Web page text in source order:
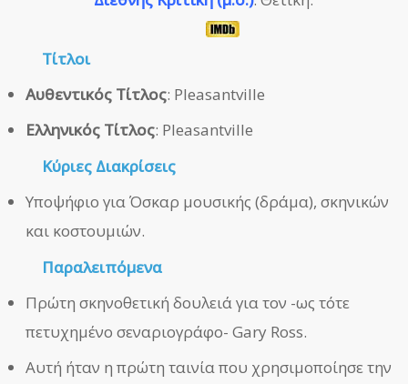
Τίτλοι
Αυθεντικός Τίτλος: Pleasantville
Ελληνικός Τίτλος: Pleasantville
Κύριες Διακρίσεις
Υποψήφιο για Όσκαρ μουσικής (δράμα), σκηνικών
και κοστουμιών.
Παραλειπόμενα
Πρώτη σκηνοθετική δουλειά για τον -ως τότε
πετυχημένο σεναριογράφο- Gary Ross.
Αυτή ήταν η πρώτη ταινία που χρησιμοποίησε την